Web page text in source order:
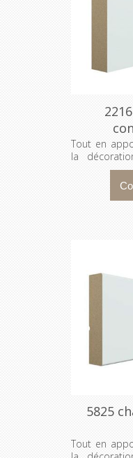
Tout en
la
cadrages
entre les
d’une porte
5825
Tout en